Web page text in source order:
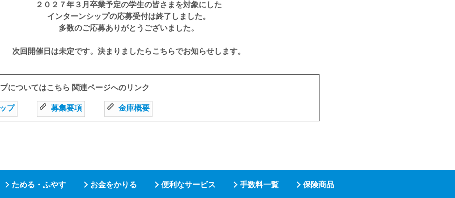
２０２７年３月卒業予定の学生の皆さまを対象にした
インターンシップの応募受付は終了しました。
多数のご応募ありがとうございました。
次回開催日は未定です。決まりましたらこちらでお知らせします。
についてはこちら 関連ページへのリンク
プ 募集要項 金庫概要
ためる・ふやす お金をかりる 便利なサービス 手数料一覧 保険商品